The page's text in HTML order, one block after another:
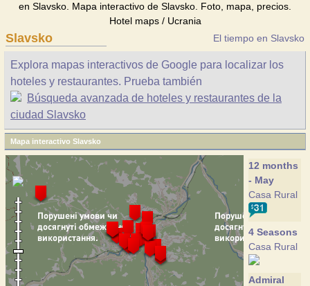
en Slavsko. Mapa interactivo de Slavsko. Foto, mapa, precios.
Hotel maps / Ucrania
Slavsko El tiempo en Slavsko
Explora mapas interactivos de Google para localizar los
hoteles y restaurantes. Prueba también
Búsqueda avanzada de hoteles y restaurantes de la
ciudad Slavsko
Mapa interactivo Slavsko
12 months
- May
Casa Rural
4 Seasons
Casa Rural
Admiral